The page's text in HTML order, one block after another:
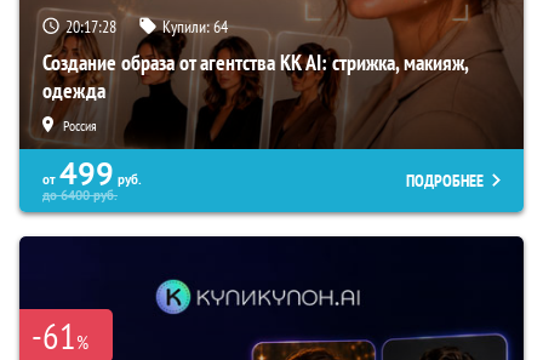
20:17:27 Купили:64
Создание образа от агентства KK AI: стрижка, макияж,
одежда
Россия
от 499 руб.
до6400руб.
ПОДРОБНЕЕ
-61%